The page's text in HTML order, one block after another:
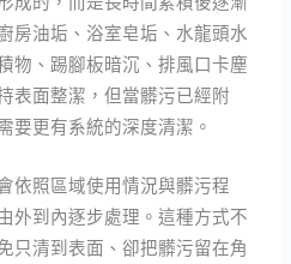
房油垢、浴室皂垢、水龍頭水
物、踢腳板暗沉、排風口卡塵
表面整潔，但當髒污已經附
要更有系統的深度清潔。
依照區域使用情況與髒污程
外到內逐步處理。這種方式不
只清到表面、卻把髒污留在角